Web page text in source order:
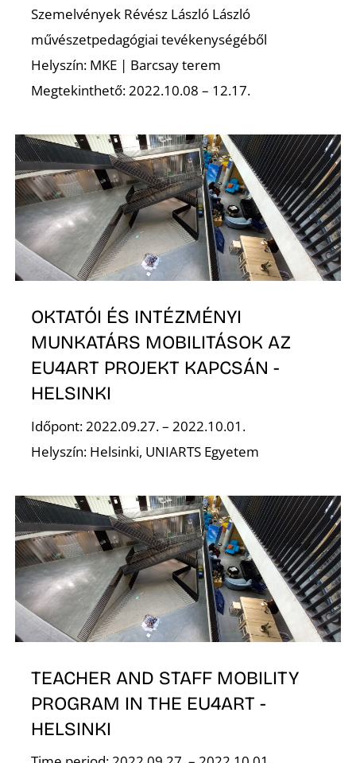
Szemelvények Révész László László
művészetpedagógiai tevékenységéből
Helyszín: MKE | Barcsay terem
Megtekinthető: 2022.10.08 – 12.17.
OKTATÓI ÉS INTÉZMÉNYI
MUNKATÁRS MOBILITÁSOK AZ
EU4ART PROJEKT KAPCSÁN -
HELSINKI
Időpont: 2022.09.27. – 2022.10.01.
Helyszín: Helsinki, UNIARTS Egyetem
TEACHER AND STAFF MOBILITY
PROGRAM IN THE EU4ART -
HELSINKI